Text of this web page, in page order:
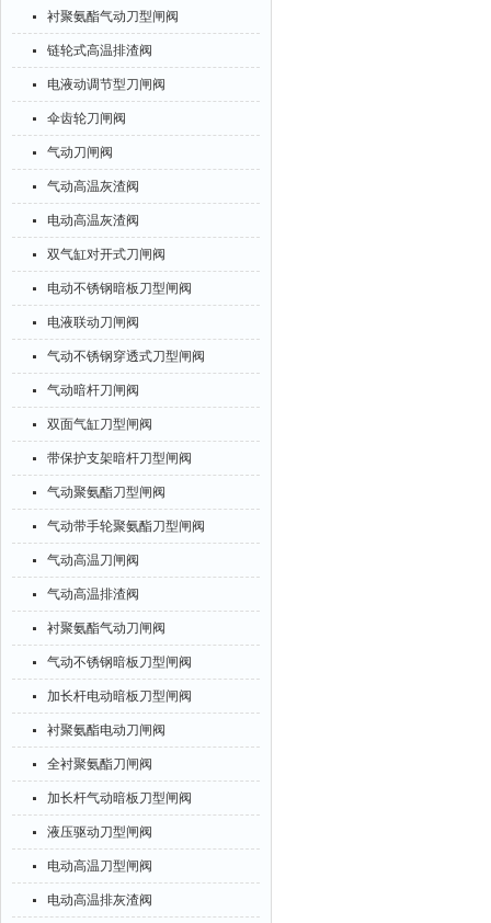
衬聚氨酯气动刀型闸阀
链轮式高温排渣阀
电液动调节型刀闸阀
伞齿轮刀闸阀
气动刀闸阀
气动高温灰渣阀
电动高温灰渣阀
双气缸对开式刀闸阀
电动不锈钢暗板刀型闸阀
电液联动刀闸阀
气动不锈钢穿透式刀型闸阀
气动暗杆刀闸阀
双面气缸刀型闸阀
带保护支架暗杆刀型闸阀
气动聚氨酯刀型闸阀
气动带手轮聚氨酯刀型闸阀
气动高温刀闸阀
气动高温排渣阀
衬聚氨酯气动刀闸阀
气动不锈钢暗板刀型闸阀
加长杆电动暗板刀型闸阀
衬聚氨酯电动刀闸阀
全衬聚氨酯刀闸阀
加长杆气动暗板刀型闸阀
液压驱动刀型闸阀
电动高温刀型闸阀
电动高温排灰渣阀